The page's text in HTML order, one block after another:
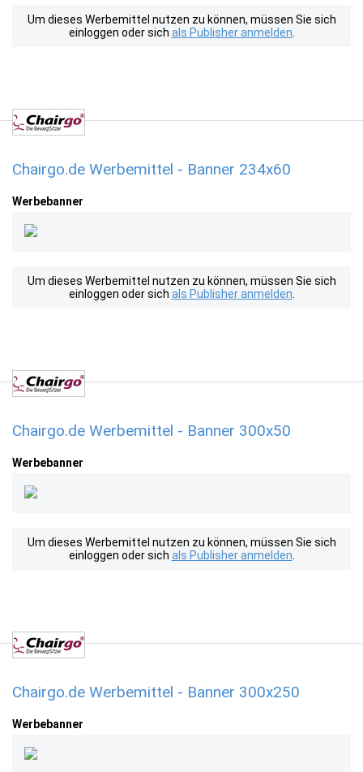
Um dieses Werbemittel nutzen zu können, müssen Sie sich
einloggen oder sich als Publisher anmelden
Chairgo.de Werbemittel - Banner 234x60
Werbebanner
Um dieses Werbemittel nutzen zu können, müssen Sie sich
einloggen oder sich als Publisher anmelden
Chairgo.de Werbemittel - Banner 300x50
Werbebanner
Um dieses Werbemittel nutzen zu können, müssen Sie sich
einloggen oder sich als Publisher anmelden
Chairgo.de Werbemittel - Banner 300x250
Werbebanner